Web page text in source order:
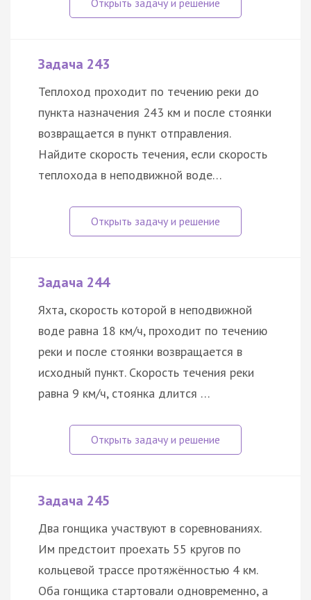
Задача 243
Теплоход проходит по течению реки до
пункта назначения 243 км и после стоянки
возвращается в пункт отправления.
Найдите скорость течения, если скорость
теплохода в неподвижной воде…
Задача 244
Яхта, скорость которой в неподвижной
воде равна 18 км/ч, проходит по течению
реки и после стоянки возвращается в
исходный пункт. Скорость течения реки
равна 9 км/ч, стоянка длится …
Задача 245
Два гонщика участвуют в соревнованиях.
Им предстоит проехать 55 кругов по
кольцевой трассе протяжённостью 4 км.
Оба гонщика стартовали одновременно, а